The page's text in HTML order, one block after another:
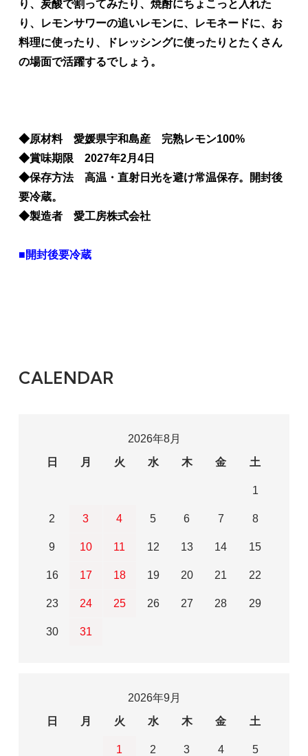
り、炭酸で割ってみたり、焼酎にちょこっと入れた
り、レモンサワーの追いレモンに、レモネードに、お
料理に使ったり、ドレッシングに使ったりとたくさん
の場面で活躍するでしょう。
◆原材料 愛媛県宇和島産 完熟レモン100%
◆賞味期限 2027年2月4日
◆保存方法 高温・直射日光を避け常温保存。開封後
要冷蔵。
◆製造者 愛工房株式会社
■開封後要冷蔵
CALENDAR
2026年8月
日
月 火 水 木 金 土
1
2 3 4 5 6 7 8
9 10 11 12 13 14 15
16 17 18 19 20 21 22
23 24 25 26 27 28 29
30 31
2026年9月
日
月 火 水 木 金 土
1 2 3 4 5